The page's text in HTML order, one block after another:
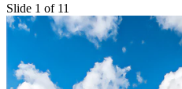
Slide 1 of 11